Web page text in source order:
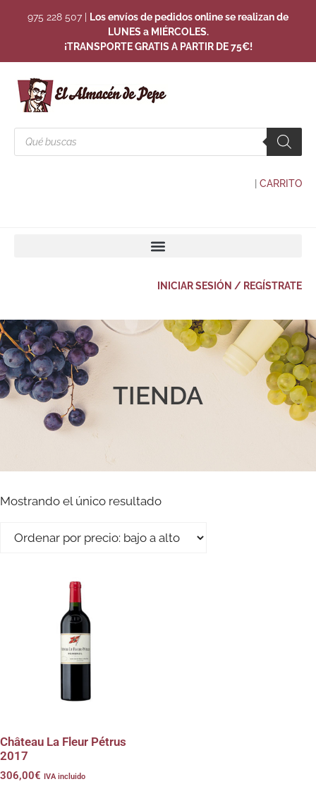
975 228 507
Los envíos de pedidos online se realizan de
LUNES a MIÉRCOLES.
¡TRANSPORTE GRATIS A PARTIR DE 75€!
CARRITO
INICIAR SESIÓN / REGÍSTRATE
TIENDA
Mostrando el único resultado
Château La Fleur Pétrus
2017
306,00€ IVA incluido